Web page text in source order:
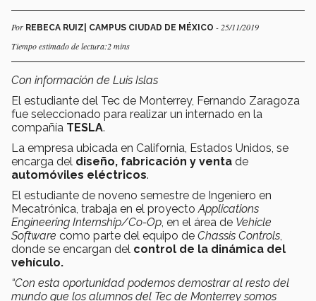
Por REBECA RUIZ| CAMPUS CIUDAD DE MÉXICO - 25/11/2019
Tiempo estimado de lectura:2 mins
Con información de Luis Islas
El estudiante del Tec de Monterrey, Fernando Zaragoza
fue seleccionado para realizar un internado en la
compañía TESLA.
La empresa ubicada en California, Estados Unidos, se
encarga del diseño, fabricación y venta de
automóviles eléctricos.
El estudiante de noveno semestre de Ingeniero en
Mecatrónica, trabaja en el proyecto Applications
Engineering Internship/Co-Op , en el área de Vehicle
Software como parte del equipo de Chassis Controls
donde se encargan del control de la dinámica del
vehículo.
“Con esta oportunidad podemos demostrar al resto del
mundo que los alumnos del Tec de Monterrey somos